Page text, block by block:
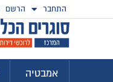
התחבר הרשם
אמבטיה